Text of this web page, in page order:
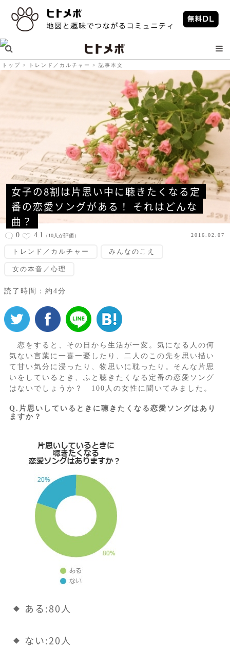
トップ トレンド／カルチャー 記事本文
女子の8割は片思い中に聴きたくなる定
番の恋愛ソングがある！ それはどんな
曲？
0 4.1 （10人が評価） 2016.02.07
トレンド／カルチャー みんなのこえ
女の本音／心理
読了時間：約4分
恋をすると、その日から生活が一変。気になる人の何
気ない言葉に一喜一憂したり、二人のこの先を思い描い
て甘い気分に浸ったり、物思いに耽ったり。そんな片思
いをしているとき、ふと聴きたくなる定番の恋愛ソング
はないでしょうか？ 100人の女性に聞いてみました。
Q.片思いしているときに聴きたくなる恋愛ソングはあり
ますか？
ある:80人
ない:20人